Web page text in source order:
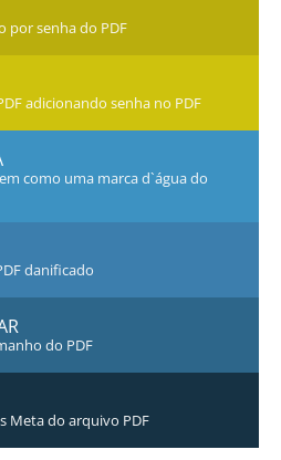
por senha do PDF
adicionando senha no PDF
como uma marca d`água do
danificado
do PDF
Meta do arquivo PDF